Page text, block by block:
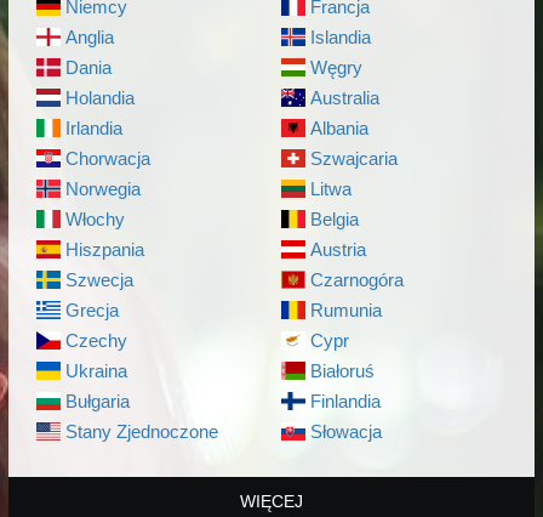
Niemcy
Anglia
Dania
Holandia
Irlandia
Chorwacja
Norwegia
Włochy
Hiszpania
Szwecja
Grecja
Czechy
Ukraina
Bułgaria
Stany Zjednoczone
Francja
Islandia
Węgry
Australia
Albania
Szwajcaria
Litwa
Belgia
Austria
Czarnogóra
Rumunia
Cypr
Białoruś
Finlandia
Słowacja
WIĘCEJ